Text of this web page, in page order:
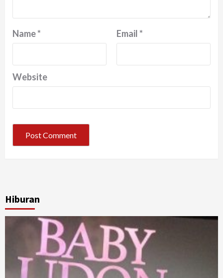
Name* Email*
Website
Hiburan